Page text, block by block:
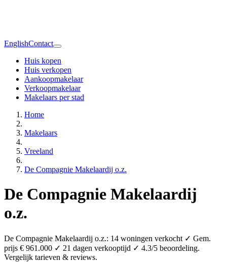
EnglishContact
Huis kopen
Huis verkopen
Aankoopmakelaar
Verkoopmakelaar
Makelaars per stad
Home
Makelaars
Vreeland
De Compagnie Makelaardij o.z.
De Compagnie Makelaardij
o.z.
De Compagnie Makelaardij o.z.: 14 woningen verkocht ✓ Gem.
prijs € 961.000 ✓ 21 dagen verkooptijd ✓ 4.3/5 beoordeling.
Vergelijk tarieven & reviews.